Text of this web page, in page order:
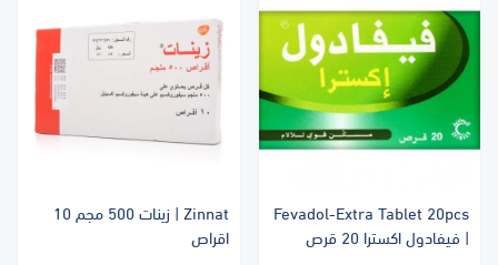
Fevadol-Extra Tablet 20pcs
| فيفادول اكسترا 20 قرص
Zinnat | زينات 500 مجم 10
اقراص